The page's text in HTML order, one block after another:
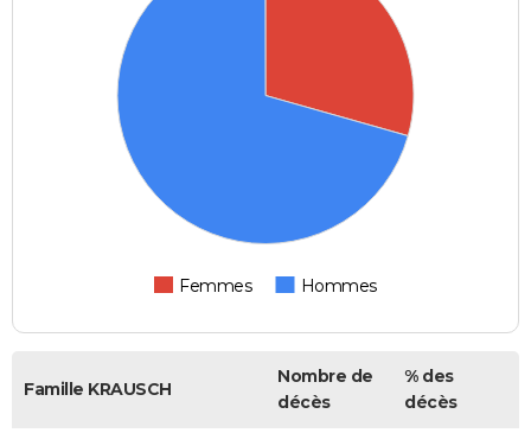
Femmes Hommes
Famille KRAUSCH
Nombre de
décès
% des
décès